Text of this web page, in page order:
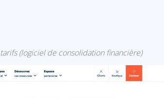
(logiciel de consolidation financière)